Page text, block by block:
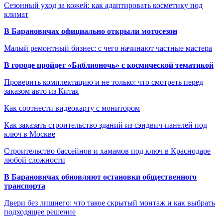
Сезонный уход за кожей: как адаптировать косметику под
климат
В Барановичах официально открыли мотосезон
Малый ремонтный бизнес: с чего начинают частные мастера
В городе пройдет «Библионочь» с космической тематикой
Проверить комплектацию и не только: что смотреть перед
заказом авто из Китая
Как соотнести видеокарту с монитором
Как заказать строительство зданий из сэндвич-панелей под
ключ в Москве
Строительство бассейнов и хамамов под ключ в Краснодаре
любой сложности
В Барановичах обновляют остановки общественного
транспорта
Двери без лишнего: что такое скрытый монтаж и как выбрать
подходящее решение